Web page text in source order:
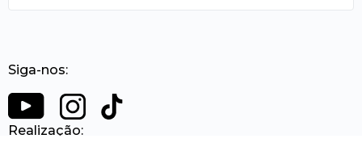
Siga-nos:
Realização: